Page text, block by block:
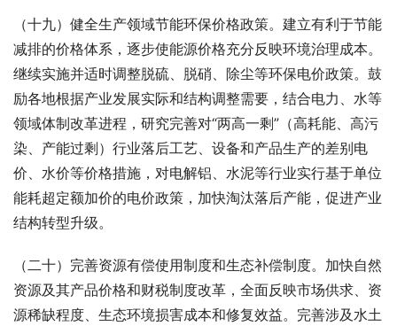
（十九）健全生产领域节能环保价格政策。建立有利于节能
减排的价格体系，逐步使能源价格充分反映环境治理成本。
继续实施并适时调整脱硫、脱硝、除尘等环保电价政策。鼓
励各地根据产业发展实际和结构调整需要，结合电力、水等
领域体制改革进程，研究完善对“两高一剩”（高耗能、高污
染、产能过剩）行业落后工艺、设备和产品生产的差别电
价、水价等价格措施，对电解铝、水泥等行业实行基于单位
能耗超定额加价的电价政策，加快淘汰落后产能，促进产业
结构转型升级。
（二十）完善资源有偿使用制度和生态补偿制度。加快自然
资源及其产品价格和财税制度改革，全面反映市场供求、资
源稀缺程度、生态环境损害成本和修复效益。完善涉及水土